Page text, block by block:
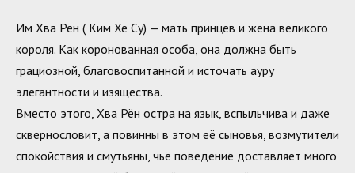
Им Хва Рён ( Ким Хе Су) — мать принцев и жена великого
короля. Как коронованная особа, она должна быть
грациозной, благовоспитанной и источать ауру
элегантности и изящества.
Вместо этого, Хва Рён остра на язык, вспыльчива и даже
сквернословит, а повинны в этом её сыновья, возмутители
спокойствия и смутьяны, чьё поведение доставляет много